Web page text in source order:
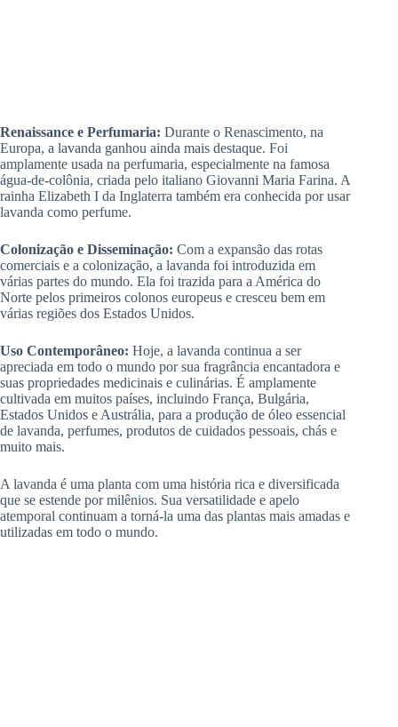
Renaissance e Perfumaria: Durante o Renascimento, na
Europa, a lavanda ganhou ainda mais destaque. Foi
amplamente usada na perfumaria, especialmente na famosa
água-de-colônia, criada pelo italiano Giovanni Maria Farina. A
rainha Elizabeth I da Inglaterra também era conhecida por usar
lavanda como perfume.
Colonização e Disseminação: Com a expansão das rotas
comerciais e a colonização, a lavanda foi introduzida em
várias partes do mundo. Ela foi trazida para a América do
Norte pelos primeiros colonos europeus e cresceu bem em
várias regiões dos Estados Unidos.
Uso Contemporâneo: Hoje, a lavanda continua a ser
apreciada em todo o mundo por sua fragrância encantadora e
suas propriedades medicinais e culinárias. É amplamente
cultivada em muitos países, incluindo França, Bulgária,
Estados Unidos e Austrália, para a produção de óleo essencial
de lavanda, perfumes, produtos de cuidados pessoais, chás e
muito mais.
A lavanda é uma planta com uma história rica e diversificada
que se estende por milênios. Sua versatilidade e apelo
atemporal continuam a torná-la uma das plantas mais amadas e
utilizadas em todo o mundo.